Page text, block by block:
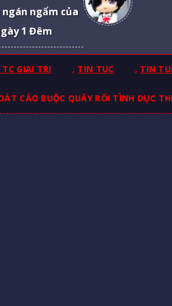
ngẩm của
1 Đêm
GIAI TRI , TIN TUC , TIN
CÁO BUỘC QUẤY RỐI TÌNH DỤC